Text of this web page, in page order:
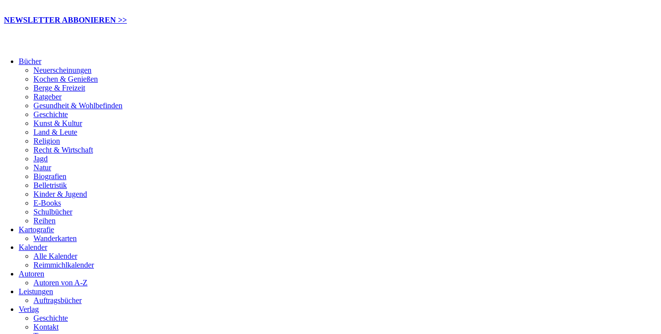
NEWSLETTER ABBONIEREN >>
Bücher
Neuerscheinungen
Kochen & Genießen
Berge & Freizeit
Ratgeber
Gesundheit & Wohlbefinden
Geschichte
Kunst & Kultur
Land & Leute
Religion
Recht & Wirtschaft
Jagd
Natur
Biografien
Belletristik
Kinder & Jugend
E-Books
Schulbücher
Reihen
Kartografie
Wanderkarten
Kalender
Alle Kalender
Reimmichlkalender
Autoren
Autoren von A-Z
Leistungen
Auftragsbücher
Verlag
Geschichte
Kontakt